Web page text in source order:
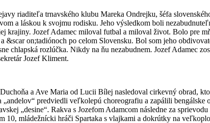
riaditeľa trnavského klubu Mareka Ondrejku, šéfa
a láskou k svojmu rodisku. Jeho výsledkom boli
krajiny. Jozef Adamec miloval futbal a miloval život. Bolo pre
on;tadiónoch po celom Slovensku. Bol som jeho
chlapská rozlúčka. Nikdy na ňu nezabudnem. Jozef Adamec
Jozef Kliment.
a Ave Maria od Lucii Bílej nasledoval cirkevný obrad,
predviedli veľkolepú choreografiu a zapálili
„desine“. Rakva s Jozefom Adamcom následne za
mládežnícki hráči Spartaka s vlajkami a dokrútky na